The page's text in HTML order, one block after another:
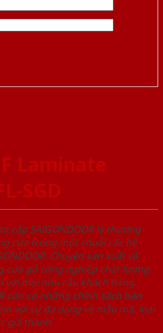
Laminate
SGD
cấp SAIGONDOOR là thương
cửa trong một chuỗi các hệ
Chuyên sản xuất và
cửa gỗ công nghiệp chất lượng
với mọi nhu cầu khách hàng.
còn có những chính sách bán
với sự đa dạng về mẫu mã, loại
giá thành.